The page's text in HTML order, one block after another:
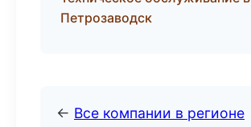
Петрозаводск
← Все компании в регионе